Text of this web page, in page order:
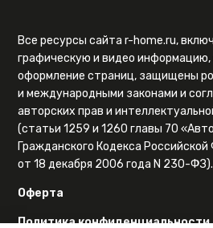
Все ресурсы сайта r-home.ru,
графическую и видео информацию,
оформление страниц, защищены
и международными законами и
авторских прав и
(статьи 1259 и 1260 главы 70
Гражданского Кодекса
от 18 декабря 2006 года N 230-ФЗ).
Оферта
Политика конфиденциальности